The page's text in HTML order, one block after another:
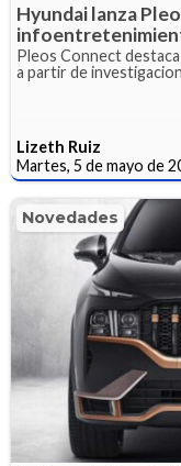
Hyundai lanza
Pleos Connect
a partir de
Lizeth Ruiz
Martes, 5 de mayo de
Novedades